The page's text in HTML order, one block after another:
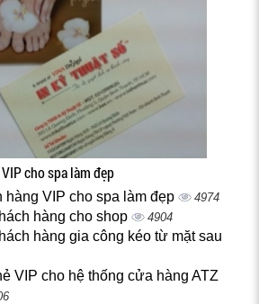
cho spa làm đẹp
hàng VIP cho spa làm đẹp 4974
hàng cho shop 4904
hàng gia công kéo từ mặt sau
VIP cho hệ thống cửa hàng ATZ